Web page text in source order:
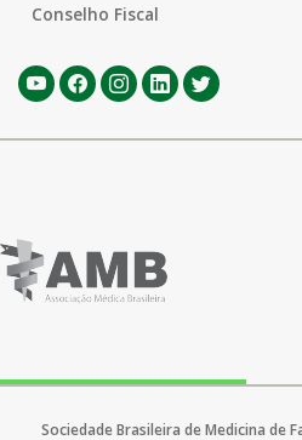
Conselho Fiscal
Sociedade Brasileira de Medicina de